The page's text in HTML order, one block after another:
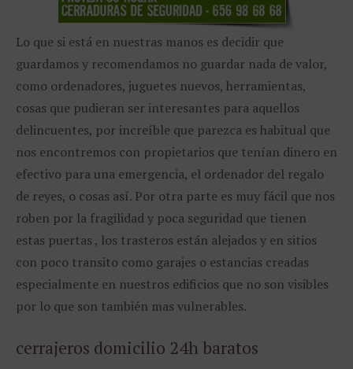
Lo que si está en nuestras manos es decidir que
guardamos y recomendamos no guardar nada de valor,
como ordenadores, juguetes nuevos, herramientas,
cosas que pudieran ser interesantes para aquellos
delincuentes, por increíble que parezca es habitual que
nos encontremos con propietarios que tenían dinero en
efectivo para una emergencia, el ordenador del regalo
de reyes, o cosas así. Por otra parte es muy fácil que nos
roben por la fragilidad y poca seguridad que tienen
estas puertas , los trasteros están alejados y en sitios
con poco transito como garajes o estancias creadas
especialmente en nuestros edificios que no son visibles
por lo que son también mas vulnerables.
cerrajeros domicilio 24h baratos